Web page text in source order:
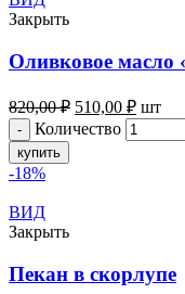
Закрыть
Оливковое масло
820,00₽ 510,00 ₽ шт
Количество
купить
-18%
ВИД
Закрыть
Пекан в скорлупе